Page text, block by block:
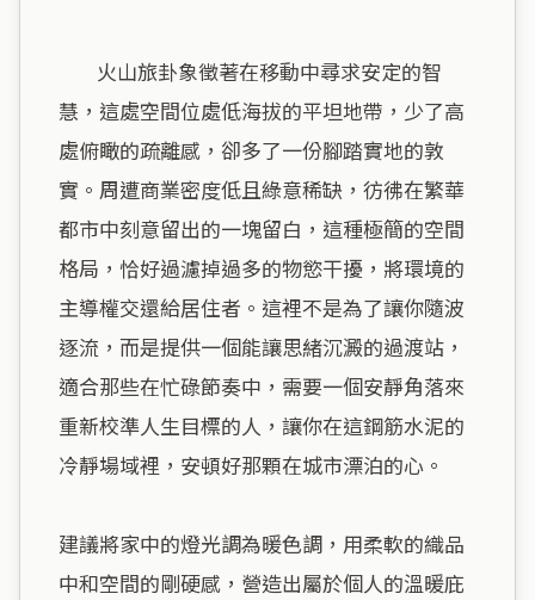
慧，這處空間位處低海拔的平坦地帶，少了高
處俯瞰的疏離感，卻多了一份腳踏實地的敦
實。周遭商業密度低且綠意稀缺，彷彿在繁華
都市中刻意留出的一塊留白，這種極簡的空間
格局，恰好過濾掉過多的物慾干擾，將環境的
主導權交還給居住者。這裡不是為了讓你隨波
逐流，而是提供一個能讓思緒沉澱的過渡站，
適合那些在忙碌節奏中，需要一個安靜角落來
重新校準人生目標的人，讓你在這鋼筋水泥的
冷靜場域裡，安頓好那顆在城市漂泊的心。
建議將家中的燈光調為暖色調，用柔軟的織品
中和空間的剛硬感，營造出屬於個人的溫暖庇